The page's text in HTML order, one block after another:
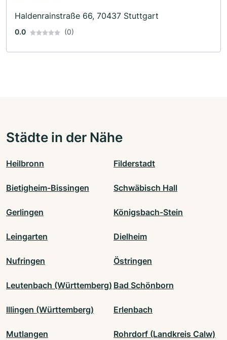
Haldenrainstraße 66, 70437 Stuttgart
0.0 (0)
Städte in der Nähe
Heilbronn Filderstadt
Bietigheim-Bissingen Schwäbisch Hall
Gerlingen Königsbach-Stein
Leingarten Dielheim
Nufringen Östringen
Leutenbach (Württemberg) Bad Schönborn
Illingen (Württemberg) Erlenbach
Mutlangen Rohrdorf (Landkreis Calw)